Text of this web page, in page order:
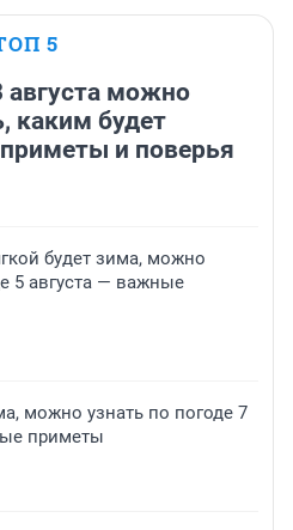
5
августа можно
каким будет
и поверья
будет зима, можно
5 августа — важные
можно узнать по погоде 7
приметы